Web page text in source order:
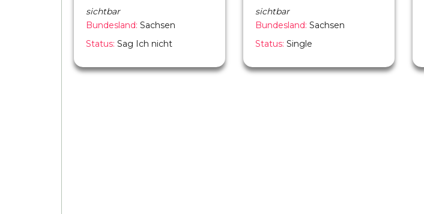
sichtbar
Bundesland: Sachsen
Status: Sag Ich nicht
sichtbar
Bundesland: Sachsen
Status: Single